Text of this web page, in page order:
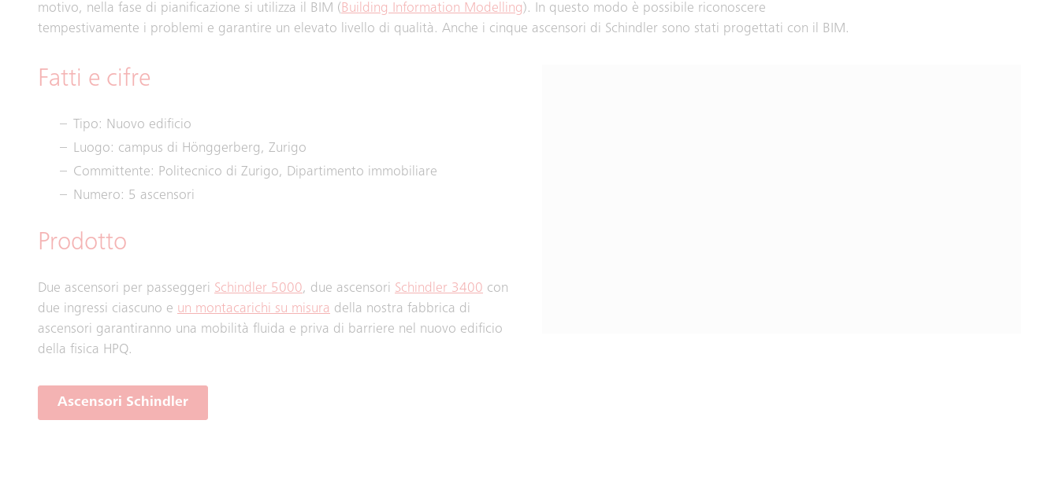
motivo, nella fase di pianificazione si utilizza il BIM (Building Information Modelling). In questo modo è possibile riconoscere
tempestivamente i problemi e garantire un elevato livello di qualità. Anche i cinque ascensori di Schindler sono stati progettati con il BIM.
Fatti e cifre
Tipo: Nuovo edificio
Luogo: campus di Hönggerberg, Zurigo
Committente: Politecnico di Zurigo, Dipartimento immobiliare
Numero: 5 ascensori
Prodotto
Due ascensori per passeggeri Schindler 5000, due ascensori Schindler 3400 con
due ingressi ciascuno e un montacarichi su misura della nostra fabbrica di
ascensori garantiranno una mobilità fluida e priva di barriere nel nuovo edificio
della fisica HPQ.
Ascensori Schindler